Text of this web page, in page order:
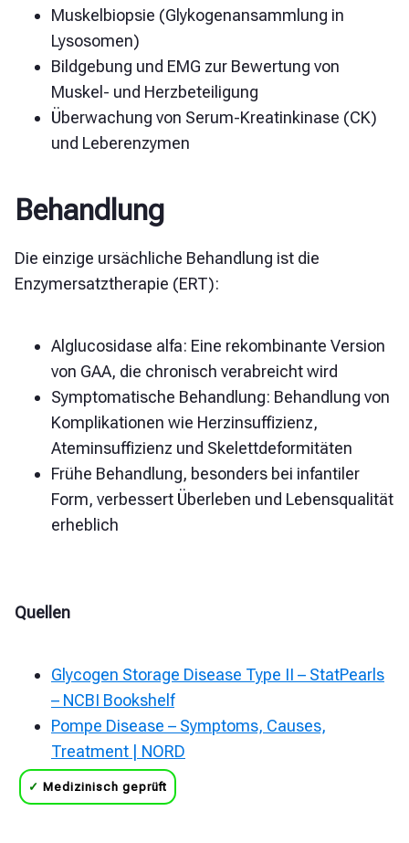
Muskelbiopsie (Glykogenansammlung in
Lysosomen)
Bildgebung und EMG zur Bewertung von
Muskel- und Herzbeteiligung
Überwachung von Serum-Kreatinkinase (CK)
und Leberenzymen
Behandlung
Die einzige ursächliche Behandlung ist die
Enzymersatztherapie (ERT):
Alglucosidase alfa: Eine rekombinante Version
von GAA, die chronisch verabreicht wird
Symptomatische Behandlung: Behandlung von
Komplikationen wie Herzinsuffizienz,
Ateminsuffizienz und Skelettdeformitäten
Frühe Behandlung, besonders bei infantiler
Form, verbessert Überleben und Lebensqualität
erheblich
Quellen
Glycogen Storage Disease Type II – StatPearls
– NCBI Bookshelf
Pompe Disease – Symptoms, Causes,
Treatment | NORD
✓ Medizinisch geprüft